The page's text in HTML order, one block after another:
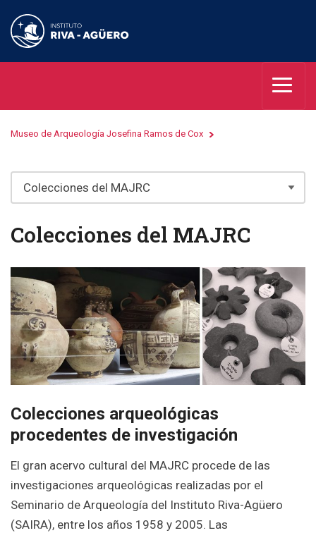
Museo de Arqueología Josefina Ramos de Cox
Colecciones del MAJRC
Colecciones arqueológicas
procedentes de investigación
El gran acervo cultural del MAJRC procede de las
investigaciones arqueológicas realizadas por el
Seminario de Arqueología del Instituto Riva-Agüero
(SAIRA), entre los años 1958 y 2005. Las